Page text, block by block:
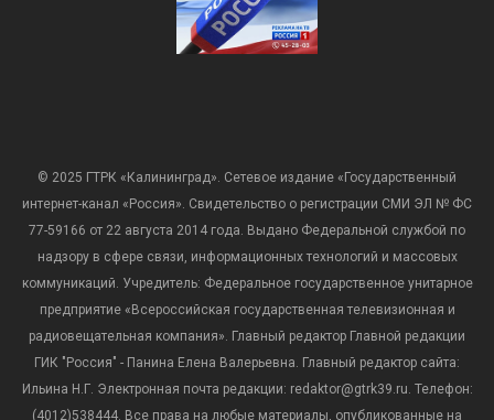
© 2025 ГТРК «Калининград». Сетевое издание «Государственный
интернет-канал «Россия». Свидетельство о регистрации СМИ ЭЛ № ФС
77-59166 от 22 августа 2014 года. Выдано Федеральной службой по
надзору в сфере связи, информационных технологий и массовых
коммуникаций. Учредитель: Федеральное государственное унитарное
предприятие «Всероссийская государственная телевизионная и
радиовещательная компания». Главный редактор Главной редакции
ГИК "Россия" - Панина Елена Валерьевна. Главный редактор сайта:
Ильина Н.Г. Электронная почта редакции: redaktor@gtrk39.ru. Телефон:
(4012)538444. Все права на любые материалы, опубликованные на